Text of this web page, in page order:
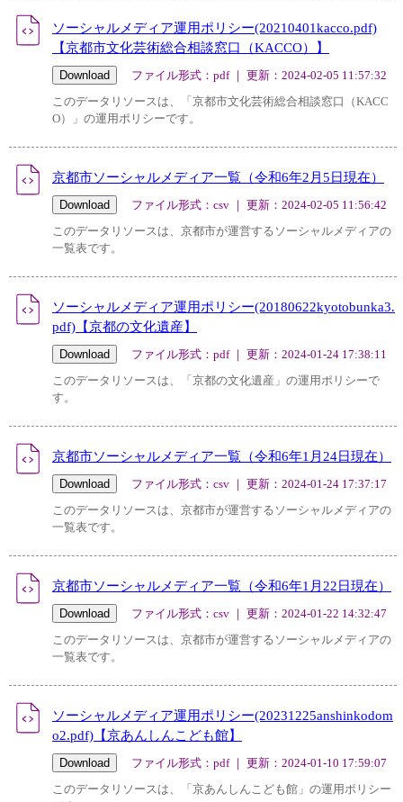
ソーシャルメディア運用ポリシー(20210401kacco.pdf)
【京都市文化芸術総合相談窓口（KACCO）】
ファイル形式：pdf ｜ 更新：2024-02-05 11:57:32
このデータリソースは、「京都市文化芸術総合相談窓口（KACC
O）」の運用ポリシーです。
京都市ソーシャルメディア一覧（令和6年2月5日現在）
ファイル形式：csv ｜ 更新：2024-02-05 11:56:42
このデータリソースは、京都市が運営するソーシャルメディアの
一覧表です。
ソーシャルメディア運用ポリシー(20180622kyotobunka3.
pdf)【京都の文化遺産】
ファイル形式：pdf ｜ 更新：2024-01-24 17:38:11
このデータリソースは、「京都の文化遺産」の運用ポリシーで
す。
京都市ソーシャルメディア一覧（令和6年1月24日現在）
ファイル形式：csv ｜ 更新：2024-01-24 17:37:17
このデータリソースは、京都市が運営するソーシャルメディアの
一覧表です。
京都市ソーシャルメディア一覧（令和6年1月22日現在）
ファイル形式：csv ｜ 更新：2024-01-22 14:32:47
このデータリソースは、京都市が運営するソーシャルメディアの
一覧表です。
ソーシャルメディア運用ポリシー(20231225anshinkodom
o2.pdf)【京あんしんこども館】
ファイル形式：pdf ｜ 更新：2024-01-10 17:59:07
このデータリソースは、「京あんしんこども館」の運用ポリシー